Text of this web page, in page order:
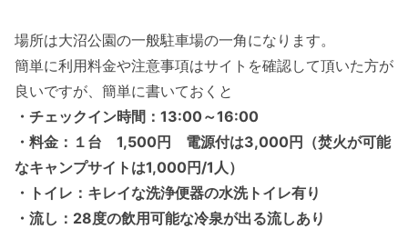
場所は大沼公園の一般駐車場の一角になります。
簡単に利用料金や注意事項はサイトを確認して頂いた方が
良いですが、簡単に書いておくと
・チェックイン時間：13:00～16:00
・料金：１台 1,500円 電源付は3,000円（焚火が可能
なキャンプサイトは1,000円/1人）
・トイレ：キレイな洗浄便器の水洗トイレ有り
・流し：28度の飲用可能な冷泉が出る流しあり